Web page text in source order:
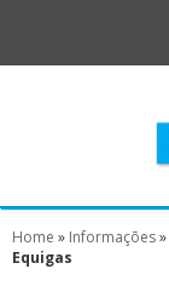
Home » Informações»
Equigas